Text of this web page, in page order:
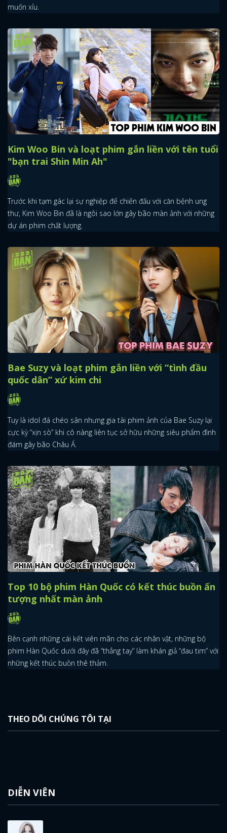
x
ĐĂNG NHẬP
FACEBOOK GOOGLE
muốn xỉu.
Kim Woo Bin và loạt phim gắn liền với tên tuổi
"bạn trai Shin Min Ah"
Trước khi tạm gác lại sự nghiệp để chiến đấu với căn bệnh ung
thư, Kim Woo Bin đã là ngôi sao lớn gây bão màn ảnh với những
dự án phim chất lượng.
Bae Suzy và loạt phim gắn liền với “tình đầu
quốc dân” xứ kim chi
Tuy là idol đá chéo sân nhưng gia tài phim ảnh của Bae Suzy lại
cực kỳ “xịn sò” khi cô nàng liên tục sở hữu những siêu phẩm đình
đám gây bão Châu Á.
Top 10 bộ phim Hàn Quốc có kết thúc buồn ấn
tượng nhất màn ảnh
Bên cạnh những cái kết viên mãn cho các nhân vật, những bộ
phim Hàn Quốc dưới đây đã “thẳng tay” làm khán giả “đau tim” với
những kết thúc buồn thê thảm.
THEO DÕI CHÚNG TÔI TẠI
DIỄN VIÊN